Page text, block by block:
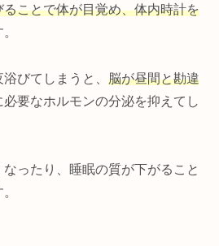
ることで体が目覚め、体内時計を
びてしまうと、 脳が昼間と勘違
必要なホルモンの分泌を抑えてし
ったり、睡眠の質が下がること